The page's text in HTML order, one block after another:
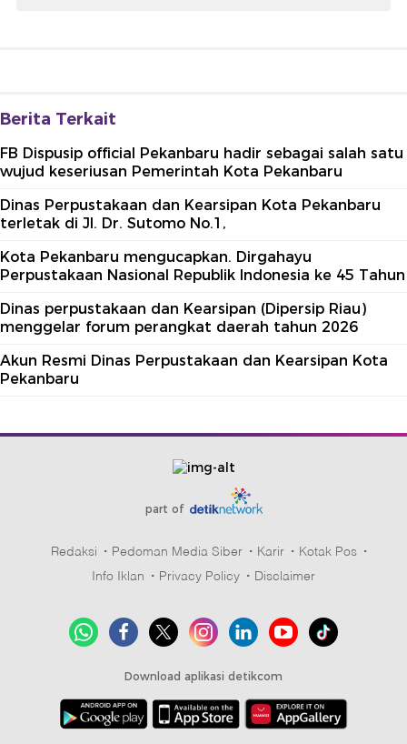
Berita Terkait
FB Dispusip official Pekanbaru hadir sebagai salah satu
wujud keseriusan Pemerintah Kota Pekanbaru
Dinas Perpustakaan dan Kearsipan Kota Pekanbaru
terletak di Jl. Dr. Sutomo No.1,
Kota Pekanbaru mengucapkan. Dirgahayu
Perpustakaan Nasional Republik Indonesia ke 45 Tahun
Dinas perpustakaan dan Kearsipan (Dipersip Riau)
menggelar forum perangkat daerah tahun 2026
Akun Resmi Dinas Perpustakaan dan Kearsipan Kota
Pekanbaru
part of
Redaksi Pedoman Media Siber Karir
Kotak Pos
Info Iklan
Privacy Policy Disclaimer
Download aplikasi detikcom